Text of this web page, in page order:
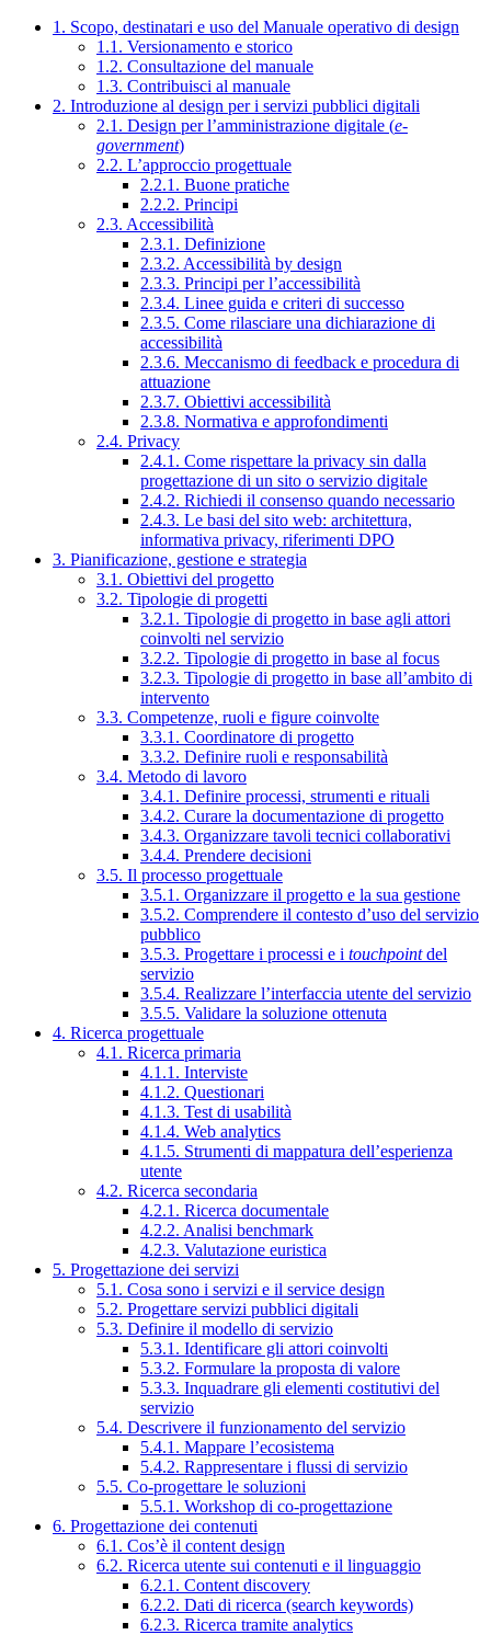
1. Scopo, destinatari e uso del Manuale operativo di design
1.1. Versionamento e storico
1.2. Consultazione del manuale
1.3. Contribuisci al manuale
2. Introduzione al design per i servizi pubblici digitali
2.1. Design per l’amministrazione digitale (e-
government)
2.2. L’approccio progettuale
2.2.1. Buone pratiche
2.2.2. Principi
2.3. Accessibilità
2.3.1. Definizione
2.3.2. Accessibilità by design
2.3.3. Principi per l’accessibilità
2.3.4. Linee guida e criteri di successo
2.3.5. Come rilasciare una dichiarazione di
accessibilità
2.3.6. Meccanismo di feedback e procedura di
attuazione
2.3.7. Obiettivi accessibilità
2.3.8. Normativa e approfondimenti
2.4. Privacy
2.4.1. Come rispettare la privacy sin dalla
progettazione di un sito o servizio digitale
2.4.2. Richiedi il consenso quando necessario
2.4.3. Le basi del sito web: architettura,
informativa privacy, riferimenti DPO
3. Pianificazione, gestione e strategia
3.1. Obiettivi del progetto
3.2. Tipologie di progetti
3.2.1. Tipologie di progetto in base agli attori
coinvolti nel servizio
3.2.2. Tipologie di progetto in base al focus
3.2.3. Tipologie di progetto in base all’ambito di
intervento
3.3. Competenze, ruoli e figure coinvolte
3.3.1. Coordinatore di progetto
3.3.2. Definire ruoli e responsabilità
3.4. Metodo di lavoro
3.4.1. Definire processi, strumenti e rituali
3.4.2. Curare la documentazione di progetto
3.4.3. Organizzare tavoli tecnici collaborativi
3.4.4. Prendere decisioni
3.5. Il processo progettuale
3.5.1. Organizzare il progetto e la sua gestione
3.5.2. Comprendere il contesto d’uso del servizio
pubblico
3.5.3. Progettare i processi e i touchpointdel
servizio
3.5.4. Realizzare l’interfaccia utente del servizio
3.5.5. Validare la soluzione ottenuta
4. Ricerca progettuale
4.1. Ricerca primaria
4.1.1. Interviste
4.1.2. Questionari
4.1.3. Test di usabilità
4.1.4. Web analytics
4.1.5. Strumenti di mappatura dell’esperienza
utente
4.2. Ricerca secondaria
4.2.1. Ricerca documentale
4.2.2. Analisi benchmark
4.2.3. Valutazione euristica
5. Progettazione dei servizi
5.1. Cosa sono i servizi e il service design
5.2. Progettare servizi pubblici digitali
5.3. Definire il modello di servizio
5.3.1. Identificare gli attori coinvolti
5.3.2. Formulare la proposta di valore
5.3.3. Inquadrare gli elementi costitutivi del
servizio
5.4. Descrivere il funzionamento del servizio
5.4.1. Mappare l’ecosistema
5.4.2. Rappresentare i flussi di servizio
5.5. Co-progettare le soluzioni
5.5.1. Workshop di co-progettazione
6. Progettazione dei contenuti
6.1. Cos’è il content design
6.2. Ricerca utente sui contenuti e il linguaggio
6.2.1. Content discovery
6.2.2. Dati di ricerca (search keywords)
6.2.3. Ricerca tramite analytics